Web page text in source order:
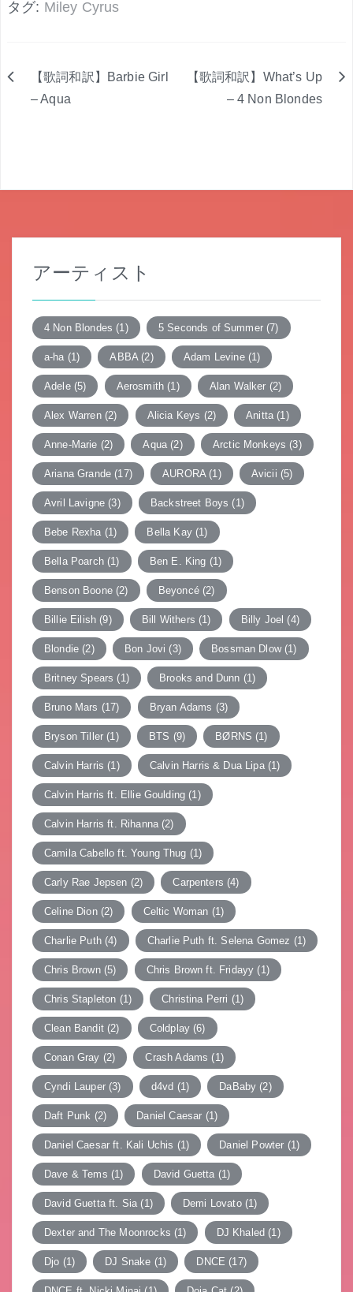
タグ: Miley Cyrus
ビ
【歌詞和訳】Barbie Girl
– Aqua
【歌詞和訳】What’s Up
– 4 Non Blondes
アーティスト
4 Non Blondes (1) 5 Seconds of Summer(7)
a-ha (1) ABBA(2) Adam Levine(1)
Adele(5) Aerosmith (1) Alan Walker (2)
Alex Warren(2) Alicia Keys (2) Anitta (1)
Anne-Marie (2) Aqua (2) Arctic Monkeys (3)
Ariana Grande (17) AURORA(1) Avicii (5)
Avril Lavigne (3) Backstreet Boys (1)
Bebe Rexha (1) Bella Kay(1)
Bella Poarch(1) Ben E. King (1)
Benson Boone(2) Beyoncé(2)
Billie Eilish (9) Bill Withers (1) Billy Joel (4)
Blondie (2) Bon Jovi (3) Bossman Dlow(1)
Britney Spears (1) Brooks and Dunn (1)
Bruno Mars (17) Bryan Adams (3)
Bryson Tiller (1) BTS (9) BØRNS (1)
Calvin Harris (1) Calvin Harris & Dua Lipa(1)
Calvin Harris ft. Ellie Goulding (1)
Calvin Harris ft. Rihanna (2)
Camila Cabello ft. Young Thug (1)
Carly Rae Jepsen (2) Carpenters (4)
Celine Dion(2) Celtic Woman (1)
Charlie Puth(4) Charlie Puth ft. Selena Gomez (1)
Chris Brown(5) Chris Brown ft. Fridayy (1)
Chris Stapleton (1) Christina Perri (1)
Clean Bandit(2) Coldplay (6)
Conan Gray (2) Crash Adams (1)
Cyndi Lauper(3) d4vd (1) DaBaby (2)
Daft Punk (2) Daniel Caesar (1)
Daniel Caesar ft. Kali Uchis (1) Daniel Powter (1)
Dave & Tems (1) David Guetta (1)
David Guetta ft. Sia (1) Demi Lovato(1)
Dexter and The Moonrocks (1) DJ Khaled (1)
Djo (1) DJ Snake (1) DNCE (17)